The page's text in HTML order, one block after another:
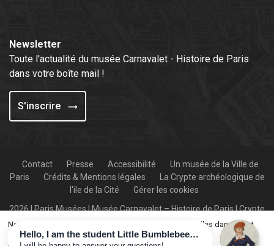
Nous collectons et traitons vos informations personnelles dans le but
suivant :system, tracking.
Newsletter
Toute l'actualité du musée Carnavalet - Histoire de Paris
dans votre boîte mail !
S'inscrire
Contact Presse Accessibilité
Un musée de la Ville de
Paris
Crédits & Mentions légales
La Crypte archéologique de
l'ile de la Cité
Gérer les cookies
2026 | Paris Musées | Musée Carnavalet – Histoire de Paris | Crypte